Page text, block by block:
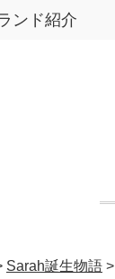
ンド紹介
Sarah誕生物語 >